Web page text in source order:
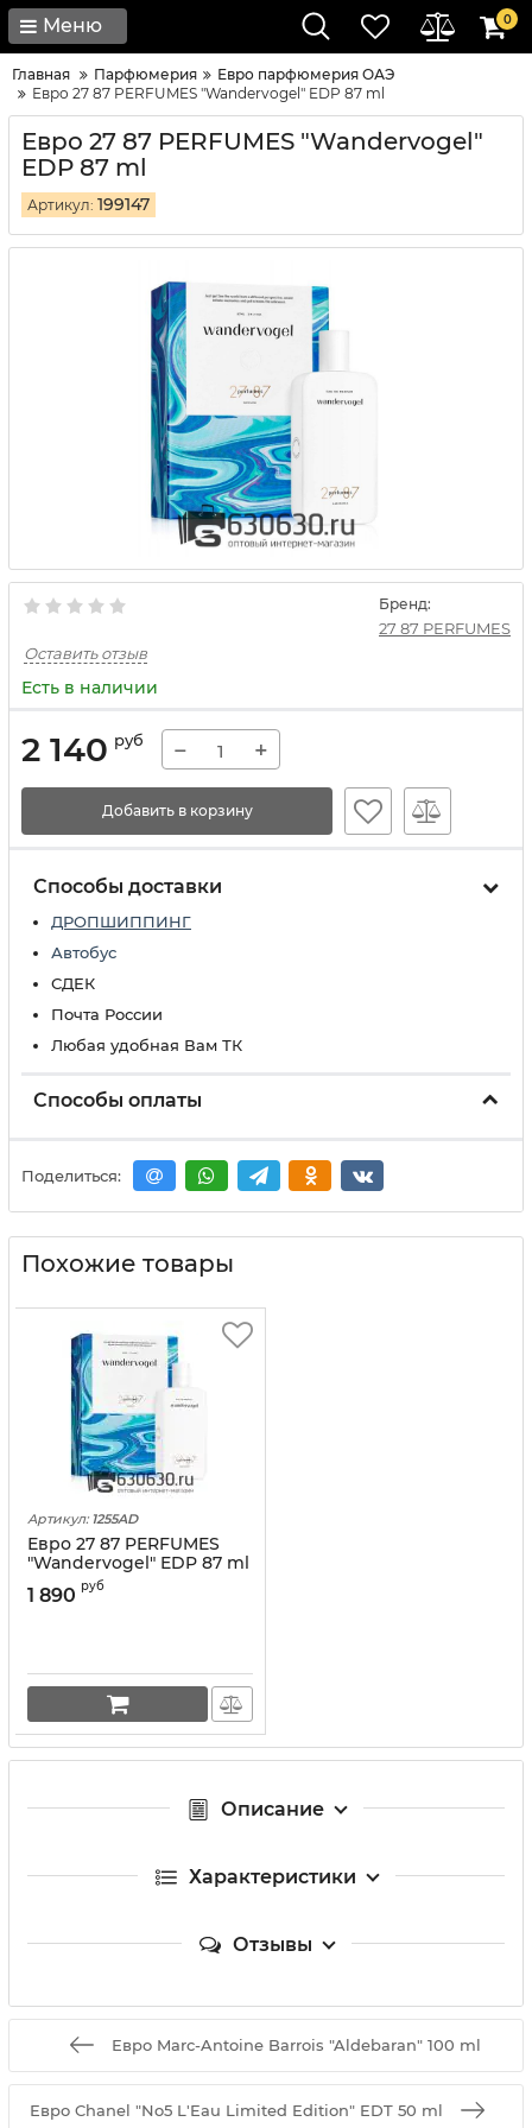
Меню 0
Главная Парфюмерия
Евро парфюмерия ОАЭ
Евро 27 87 PERFUMES "Wandervogel" EDP 87 ml
Евро 27 87 PERFUMES "Wandervogel"
EDP 87 ml
Артикул: 199147
Бренд:
27 87 PERFUMES
Оставить отзыв
Есть в наличии
2 140 руб − +
Добавить в корзину
Способы доставки
ДРОПШИППИНГ
Автобус
СДЕК
Почта России
Любая удобная Вам ТК
Способы оплаты
Поделиться:
Похожие товары
Артикул: 1255AD
Евро 27 87 PERFUMES
"Wandervogel" EDP 87 ml
1 890 руб
Описание
Характеристики
Отзывы
Евро Marc-Antoine Barrois "Aldebaran" 100 ml
Евро Chanel "No5 L'Eau Limited Edition" EDT 50 ml